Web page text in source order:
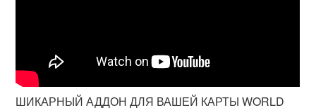
ШИКАРНЫЙ АДДОН ДЛЯ ВАШЕЙ КАРТЫ WORLD